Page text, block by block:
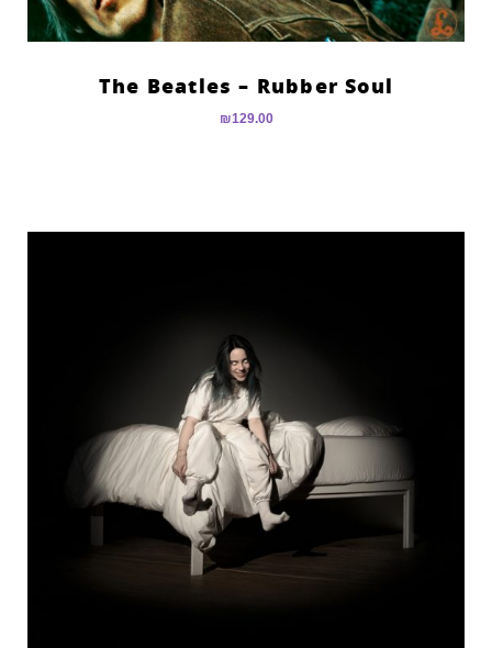
The Beatles – Rubber Soul
₪129.00